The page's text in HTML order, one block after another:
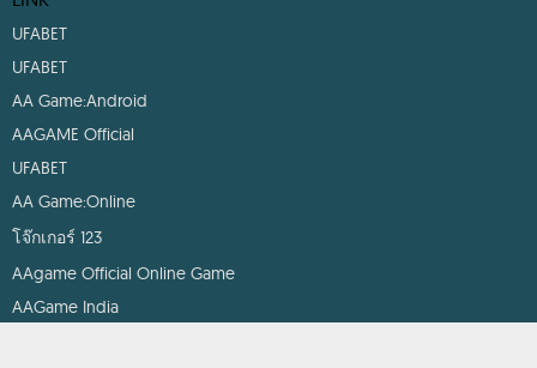
UFABET
UFABET
AA Game:Android
AAGAME Official
UFABET
AA Game:Online
โจ๊กเกอร์ 123
AAgame Official Online Game
AAGame India